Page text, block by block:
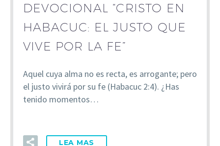
DEVOCIONAL “CRISTO EN
HABACUC: EL JUSTO QUE
VIVE POR LA FE”
Aquel cuya alma no es recta, es arrogante; pero
el justo vivirá por su fe (Habacuc 2:4). ¿Has
tenido momentos…
LEA MAS